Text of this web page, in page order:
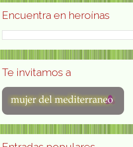
Encuentra en heroínas
Te invitamos a